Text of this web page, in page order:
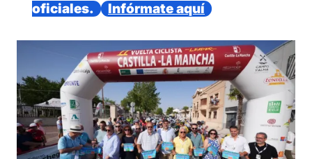
oficiales.
Infórmate aquí